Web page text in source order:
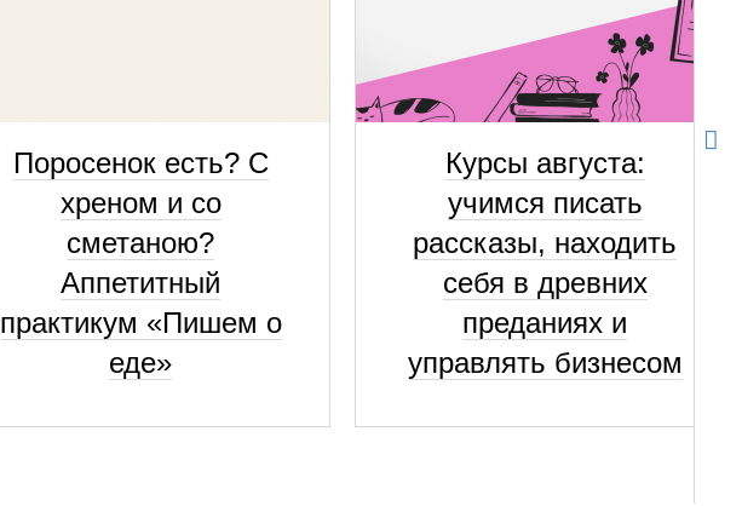
Поросенок есть? С
хреном и со
сметаною?
Аппетитный
практикум «Пишем о
еде»
Курсы августа:
учимся писать
рассказы, находить
себя в древних
преданиях и
управлять бизнесом